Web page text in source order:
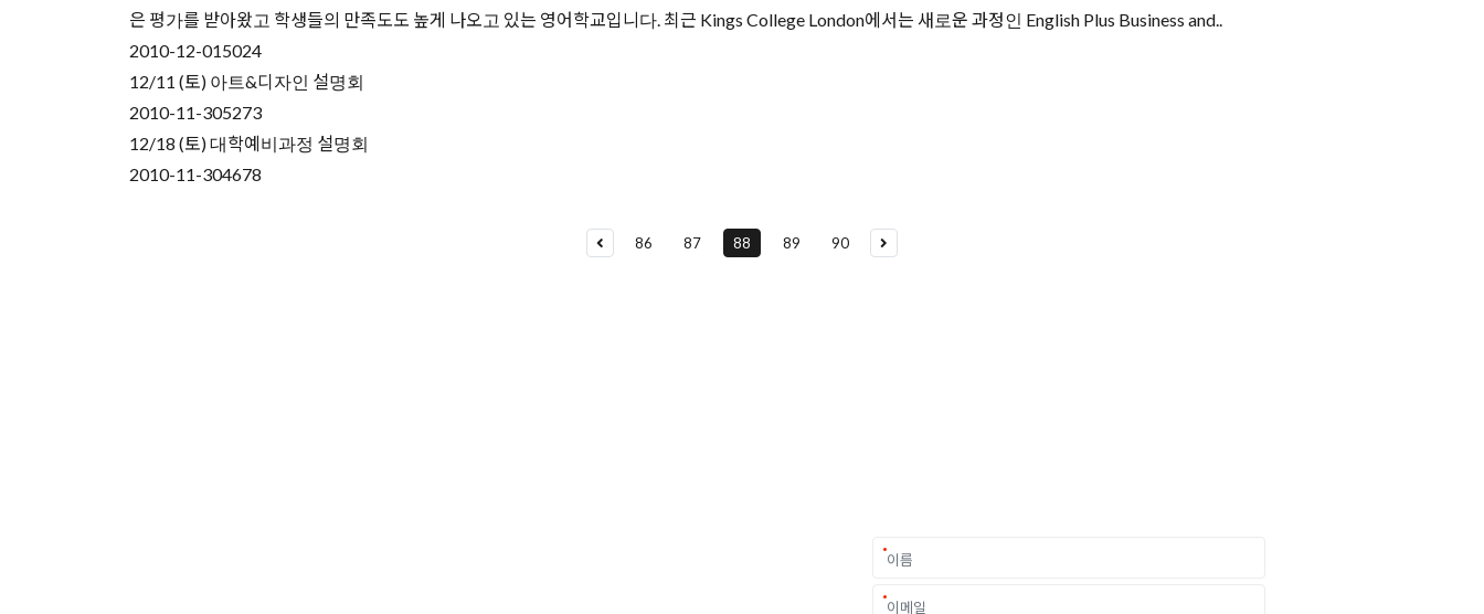
은 평가를 받아왔고 학생들의 만족도도 높게 나오고 있는 영어학교입니다. 최근 Kings College London에서는 새로운 과정인 English Plus Business and..
2010-12-015024
12/11 (토) 아트&디자인 설명회
2010-11-305273
12/18 (토) 대학예비과정 설명회
2010-11-304678
86 87 88 89 90